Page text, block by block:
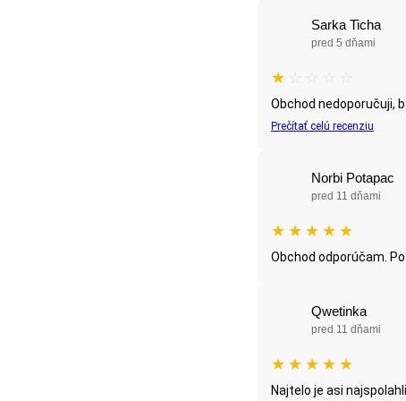
Sarka Ticha
pred 5 dňami
★ ☆ ☆ ☆ ☆
Obchod nedoporučuji,
Prečítať celú recenziu
Norbi Potapac
pred 11 dňami
★ ★ ★ ★ ★
Obchod odporúčam.
Qwetinka
pred 11 dňami
★ ★ ★ ★ ★
Najtelo je asi